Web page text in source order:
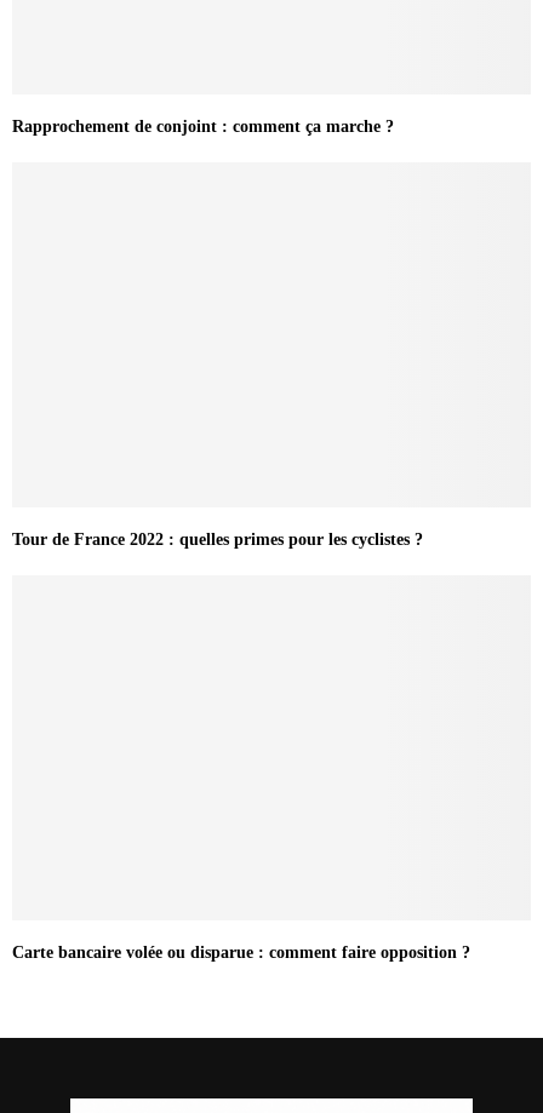
Rapprochement de conjoint : comment ça marche ?
Tour de France 2022 : quelles primes pour les cyclistes ?
Carte bancaire volée ou disparue : comment faire opposition ?